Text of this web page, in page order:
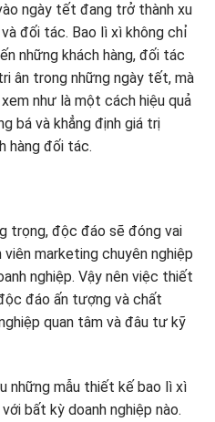
ngày tết đang trở thành xu
đối tác. Bao lì xì không chỉ
những khách hàng, đối tác
ân trong những ngày tết, mà
như là một cách hiệu quả
bá và khẳng định giá trị
hàng đối tác.
trọng, độc đáo sẽ đóng vai
marketing chuyên nghiệp
nghiệp. Vậy nên việc thiết
đáo ấn tượng và chất
quan tâm và đâu tư kỹ
những mẫu thiết kế bao lì xì
bất kỳ doanh nghiệp nào.